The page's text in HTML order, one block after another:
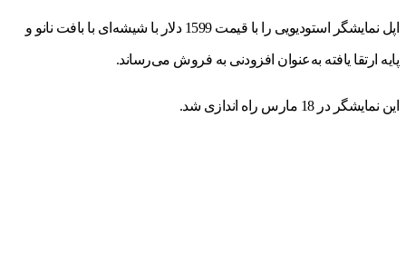
اپل نمایشگر استودیویی را با قیمت 1599 دلار با شیشه‌ای با بافت نانو و
پایه ارتقا یافته به‌عنوان افزودنی به فروش می‌رساند.
این نمایشگر در 18 مارس راه اندازی شد.